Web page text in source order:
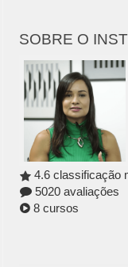
SOBRE O
4.6 classificação
5020 avaliações
8 cursos